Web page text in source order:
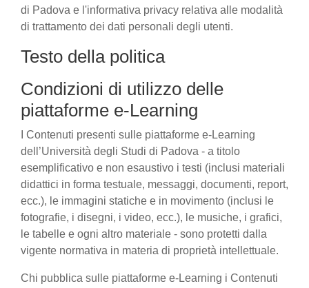
di Padova e l'informativa privacy relativa alle modalità
di trattamento dei dati personali degli utenti.
Testo della politica
Condizioni di utilizzo delle
piattaforme e-Learning
I Contenuti presenti sulle piattaforme e-Learning
dell’Università degli Studi di Padova - a titolo
esemplificativo e non esaustivo i testi (inclusi materiali
didattici in forma testuale, messaggi, documenti, report,
ecc.), le immagini statiche e in movimento (inclusi le
fotografie, i disegni, i video, ecc.), le musiche, i grafici,
le tabelle e ogni altro materiale - sono protetti dalla
vigente normativa in materia di proprietà intellettuale.
Chi pubblica sulle piattaforme e-Learning i Contenuti